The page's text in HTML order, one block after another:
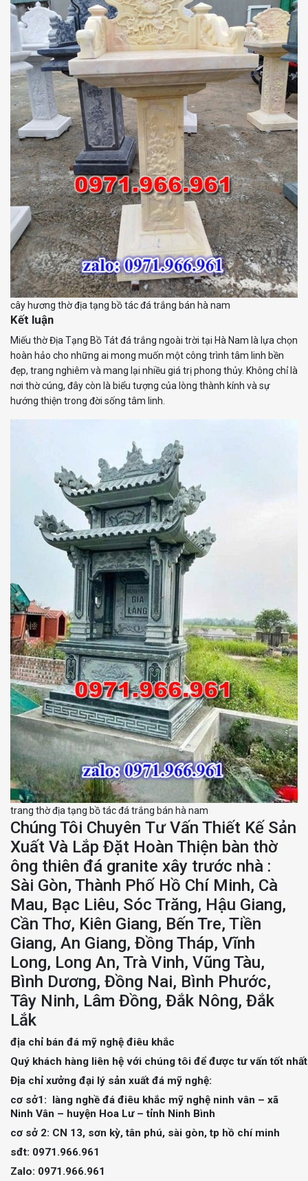
cây hương thờ địa tạng bồ tác đá trắng bán hà nam
Kết luận
Miếu thờ Địa Tạng Bồ Tát đá trắng ngoài trời tại Hà Nam là lựa chọn
hoàn hảo cho những ai mong muốn một công trình tâm linh bền
đẹp, trang nghiêm và mang lại nhiều giá trị phong thủy. Không chỉ là
nơi thờ cúng, đây còn là biểu tượng của lòng thành kính và sự
hướng thiện trong đời sống tâm linh.
trang thờ địa tạng bồ tác đá trắng bán hà nam
Chúng Tôi Chuyên Tư Vấn Thiết Kế Sản
Xuất Và Lắp Đặt Hoàn Thiện bàn thờ
ông thiên đá granite xây trước nhà :
Sài Gòn, Thành Phố Hồ Chí Minh, Cà
Mau, Bạc Liêu, Sóc Trăng, Hậu Giang,
Cần Thơ, Kiên Giang, Bến Tre, Tiền
Giang, An Giang, Đồng Tháp, Vĩnh
Long, Long An, Trà Vinh, Vũng Tàu,
Bình Dương, Đồng Nai, Bình Phước,
Tây Ninh, Lâm Đồng, Đắk Nông, Đắk
Lắk
địa chỉ bán đá mỹ nghệ điêu khắc
Quý khách hàng liên hệ với chúng tôi để được tư vấn tốt
Địa chỉ xưởng đại lý sản xuất đá mỹ nghệ:
cơ sở1: làng nghề đá điêu khắc mỹ nghệ ninh vân – xã
Ninh Vân – huyện Hoa Lư – tỉnh Ninh Bình
cơ sở 2: CN 13, sơn kỳ, tân phú, sài gòn, tp hồ chí minh
sđt: 0971.966.961
Zalo: 0971.966.961